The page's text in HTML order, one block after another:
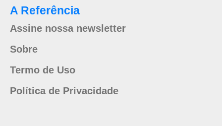
A Referência
Assine nossa newsletter
Sobre
Termo de Uso
Política de Privacidade